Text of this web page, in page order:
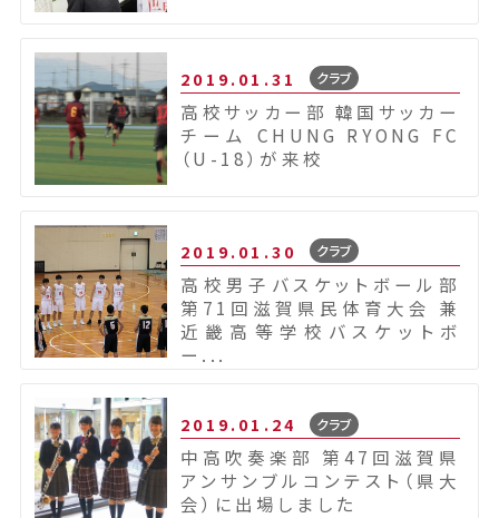
2019.01.31 クラブ
高校サッカー部 韓国サッカー
チーム CHUNG RYONG FC
（U-18）が来校
2019.01.30 クラブ
高校男子バスケットボール部
第71回滋賀県民体育大会 兼
近畿高等学校バスケットボ
ー...
2019.01.24 クラブ
中高吹奏楽部 第47回滋賀県
アンサンブルコンテスト（県大
会）に出場しました